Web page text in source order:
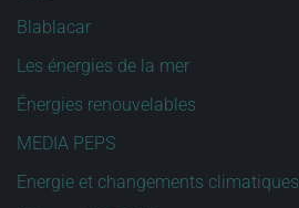
Blablacar
Les énergies de la mer
Énergies renouvelables
MEDIA PEPS
Energie et changements climatiques